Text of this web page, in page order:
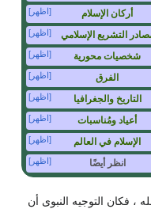
أركان الإسلام [اظهر]
التشريع الإسلامي [اظهر]
شخصيات محورية [اظهر]
الفرق [اظهر]
التاريخ والجغرافيا [اظهر]
أعياد ومُناسبات [اظهر]
الإسلام في العالم [اظهر]
انظر أيضًا [اظهر]
، فكان التوجيه النبوى أن